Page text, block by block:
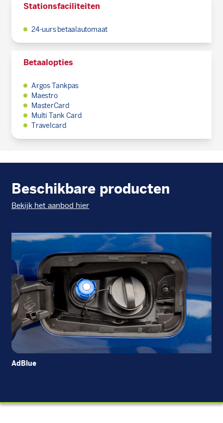
Stationsfaciliteiten
24-uurs betaalautomaat
Betaalopties
Argos Tankpas
Maestro
MasterCard
Multi Tank Card
Travelcard
Beschikbare producten
Bekijk het aanbod hier
AdBlue